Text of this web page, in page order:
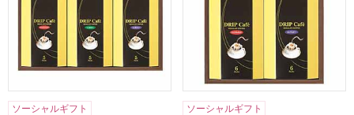
ソーシャルギフト
ソーシャルギフト